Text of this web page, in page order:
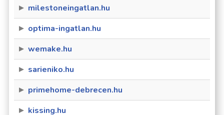
milestoneingatlan.hu
optima-ingatlan.hu
wemake.hu
sarieniko.hu
primehome-debrecen.hu
kissing.hu